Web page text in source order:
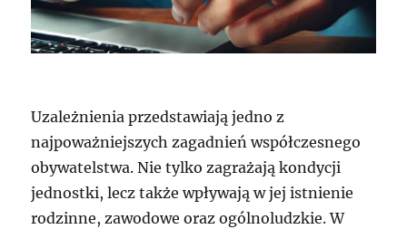
Uzależnienia przedstawiają jedno z
najpoważniejszych zagadnień współczesnego
obywatelstwa. Nie tylko zagrażają kondycji
jednostki, lecz także wpływają w jej istnienie
rodzinne, zawodowe oraz ogólnoludzkie. W